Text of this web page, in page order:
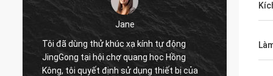
Jane
Tôi đã dùng thử khúc xạ kính tự động
JingGong tại hội chợ quang học Hồng
Kông, tôi quyết định sử dụng thiết bị của
Tôi